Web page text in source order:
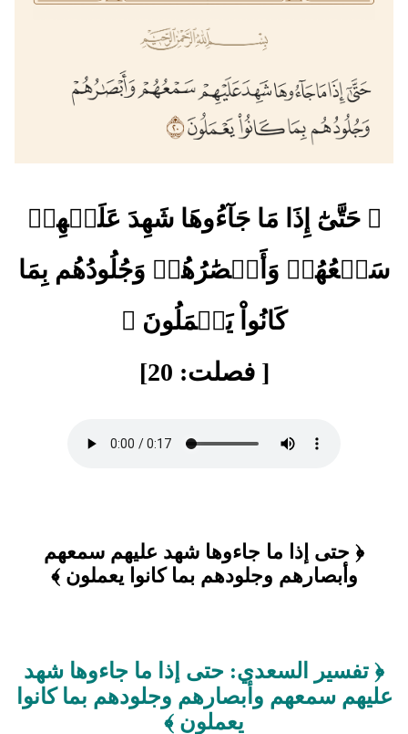
﴿ حَتَّىٰٓ إِذَا مَا جَآءُوهَا شَهِدَ عَلَيۡهِمۡ
سَمۡعُهُمۡ وَأَبۡصَٰرُهُمۡ وَجُلُودُهُم بِمَا
كَانُواْ يَعۡمَلُونَ ﴾
[ فصلت: 20]
﴿ حتى إذا ما جاءوها شهد عليهم سمعهم
وأبصارهم وجلودهم بما كانوا يعملون ﴾
﴿ تفسير السعدي: حتى إذا ما جاءوها شهد
عليهم سمعهم وأبصارهم وجلودهم بما كانوا
يعملون ﴾